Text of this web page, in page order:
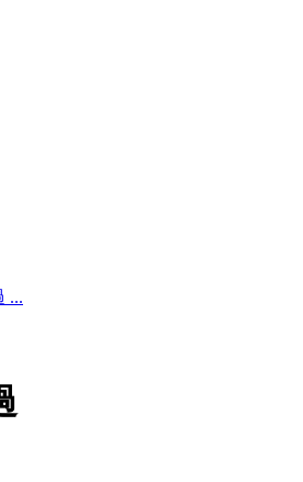
...